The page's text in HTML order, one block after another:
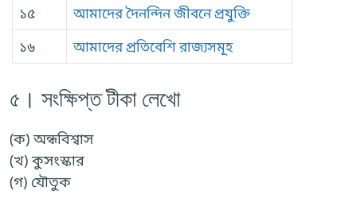
১৫
আমাদের দৈনন্দিন জীবনে প্রযুক্তি
১৬
আমাদের প্রতিবেশি রাজ্যসমূহ
৫। সংক্ষিপ্ত টীকা লেখো
(ক) অন্ধবিশ্বাস
(খ) কুসংস্কার
(গ) যৌতুক